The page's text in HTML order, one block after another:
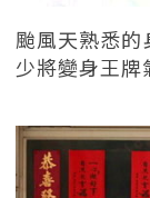
颱風天熟悉
少將變身王牌